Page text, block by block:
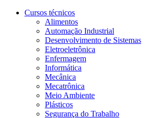
Cursos técnicos
Alimentos
Automação Industrial
Desenvolvimento de Sistemas
Eletroeletrônica
Enfermagem
Informática
Mecânica
Mecatrônica
Meio Ambiente
Plásticos
Segurança do Trabalho